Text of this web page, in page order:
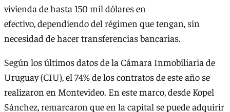
vivienda de hasta 150 mil dólares en
efectivo, dependiendo del régimen que tengan, sin
necesidad de hacer transferencias bancarias.
Según los últimos datos de la Cámara Inmobiliaria de
Uruguay (CIU), el 74% de los contratos de este año se
realizaron en Montevideo. En este marco, desde Kopel
Sánchez, remarcaron que en la capital se puede adquirir